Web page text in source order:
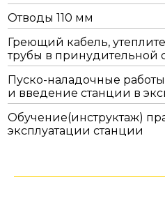
Отводы 110 мм
Греющий кабель,
трубы в принудительной
Пуско-наладочные работы
и введение станции в
Обучение(инструктаж)
эксплуатации станции